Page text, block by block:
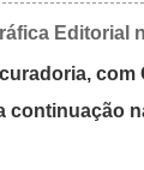
Editorial
com
continuação